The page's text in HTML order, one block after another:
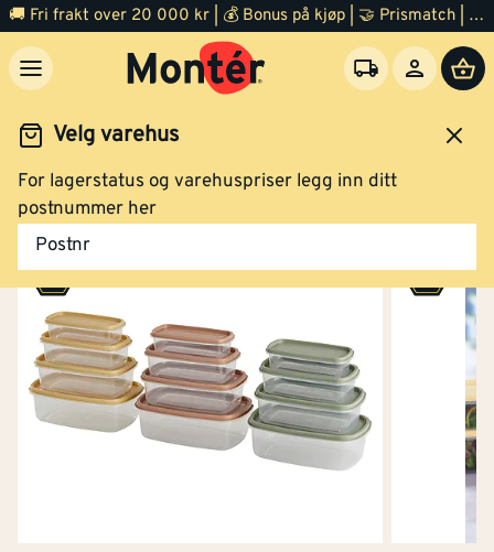
🚚 Fri frakt over 20 000 kr | 💰 Bonus på kjøp | 🤝 Prismatch | ⭐ 100% fornøyd garanti | 🏪 140 byggevarehus
Velg varehus
For lagerstatus og varehuspriser legg inn ditt
postnummer her
Postnr
Outlet diverse